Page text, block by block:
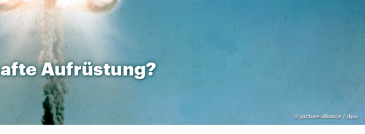
© picture-alliance / dpa
Aufrüstung?